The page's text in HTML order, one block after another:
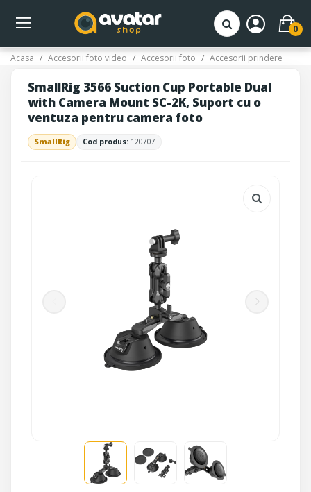
0
Acasa Accesorii foto video Accesorii foto Accesorii prindere
SmallRig 3566 Suction Cup Portable Dual
with Camera Mount SC-2K, Suport cu o
ventuza pentru camera foto
SmallRig Cod produs: 120707